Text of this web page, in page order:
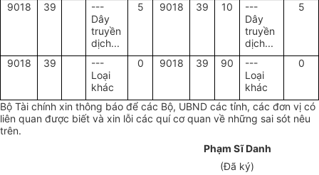
9018 39
---
Dây
truyền
dịch...
5 9018 39 10
---
Dây
truyền
dịch...
5
9018 39
---
Loại
khác
0 9018 39 90
---
Loại
khác
0
Bộ Tài chính xin thông báo để các Bộ, UBND các tỉnh, các đơn vị có
liên quan được biết và xin lỗi các quí cơ quan về những sai sót nêu
trên.
Phạm Sĩ Danh
(Đã ký)